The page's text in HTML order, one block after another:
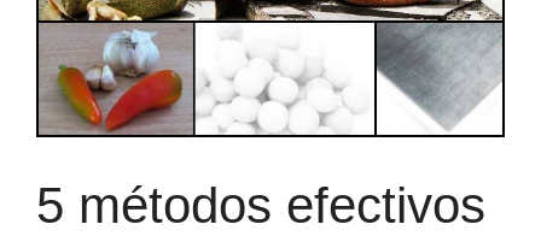
5 métodos efectivos